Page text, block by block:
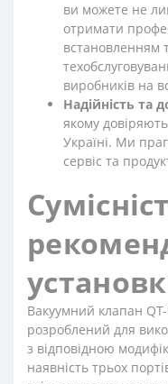
ви можете не
отримати
встановленням
виробників на
Надійність та
якому
Україні. Ми
сервіс та
Вакуумний клапан
розроблений для
з відповідною
наявність трьох